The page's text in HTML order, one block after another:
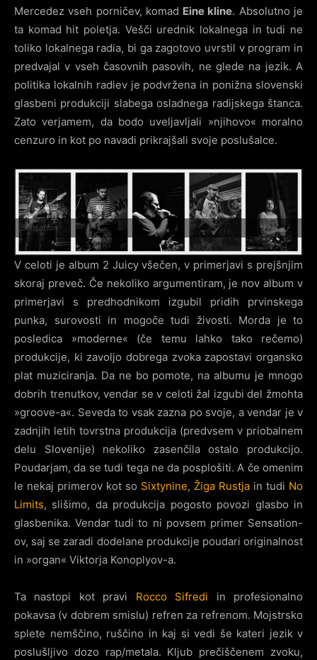
Mercedez vseh porničev, komad Eine kline. Absolutno je
ta komad hit poletja. Vešči urednik lokalnega in tudi ne
toliko lokalnega radia, bi ga zagotovo uvrstil v program in
predvajal v vseh časovnih pasovih, ne glede na jezik. A
politika lokalnih radiev je podvržena in ponižna slovenski
glasbeni produkciji slabega osladnega radijskega štanca.
Zato verjamem, da bodo uveljavljali »njihovo« moralno
cenzuro in kot po navadi prikrajšali svoje poslušalce.
Sensation
V celoti je album 2 Juicy všečen, v primerjavi s prejšnjim
skoraj preveč. Če nekoliko argumentiram, je nov album v
primerjavi s predhodnikom izgubil pridih prvinskega
punka, surovosti in mogoče tudi živosti. Morda je to
posledica »moderne« (če temu lahko tako rečemo)
produkcije, ki zavoljo dobrega zvoka zapostavi organsko
plat muziciranja. Da ne bo pomote, na albumu je mnogo
dobrih trenutkov, vendar se v celoti žal izgubi del žmohta
»groove-a«. Seveda to vsak zazna po svoje, a vendar je v
zadnjih letih tovrstna produkcija (predvsem v priobalnem
delu Slovenije) nekoliko zasenčila ostalo produkcijo.
Poudarjam, da se tudi tega ne da posplošiti. A če omenim
le nekaj primerov kot so Sixtynine, Žiga Rustja in tudi No
Limits, slišimo, da produkcija pogosto povozi glasbo in
glasbenika. Vendar tudi to ni povsem primer Sensation-
ov, saj se zaradi dodelane produkcije poudari originalnost
in »organ« Viktorja Konoplyov-a.
Ta nastopi kot pravi Rocco Sifredi in profesionalno
pokavsa (v dobrem smislu) refren za refrenom. Mojstrsko
splete nemščino, ruščino in kaj si vedi še kateri jezik v
poslušljivo dozo rap/metala. Kljub prečiščenem zvoku,